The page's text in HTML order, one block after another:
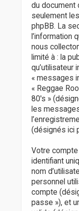
du document
seulement
phpBB. La
l’information
nous
limité à : la
qu’utilisateur
« messages
« Reggae
80's »
les
(désignés ici
Votre compte
identifiant
nom
personnel
compte
passe »), et